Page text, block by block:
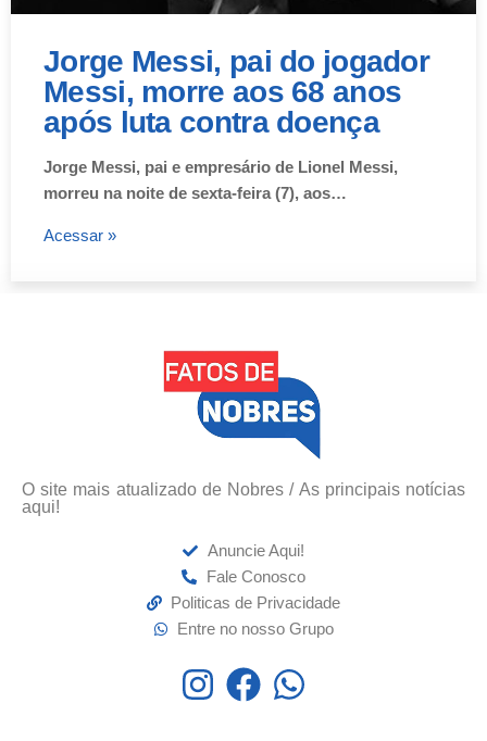
Jorge Messi, pai do jogador
Messi, morre aos 68 anos
após luta contra doença
Jorge Messi, pai e empresário de Lionel Messi,
morreu na noite de sexta-feira (7), aos…
Acessar »
O site mais atualizado de Nobres / As principais notícias
aqui!
Anuncie Aqui!
Fale Conosco
Politicas de Privacidade
Entre no nosso Grupo